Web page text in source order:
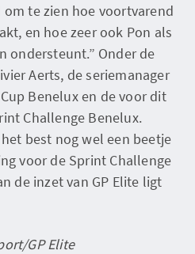
te zien hoe voortvarend
en hoe zeer ook Pon als
ondersteunt.” Onder de
Aerts, de seriemanager
Benelux en de voor dit
Challenge Benelux.
best nog wel een beetje
voor de Sprint Challenge
de inzet van GP Elite ligt
GP Elite